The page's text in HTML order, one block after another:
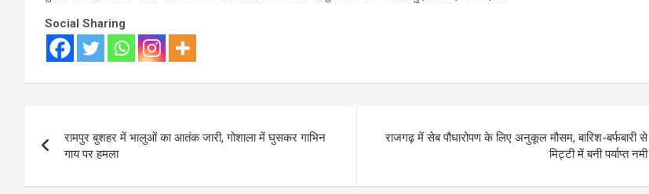
Social Sharing
navigation
रामपुर बुशहर में भालुओं का आतंक जारी, गोशाला में घुसकर गाभिन
गाय पर हमला
राजगढ़ में सेब पौधारोपण के लिए अनुकूल मौसम, बारिश-बर्फबारी से
मिट्टी में बनी पर्याप्त नमी